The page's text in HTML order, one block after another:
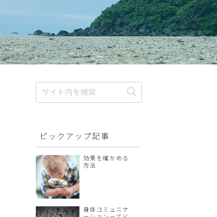
ピックアップ記事
効果を確かめる
方法
身体コミュニケ